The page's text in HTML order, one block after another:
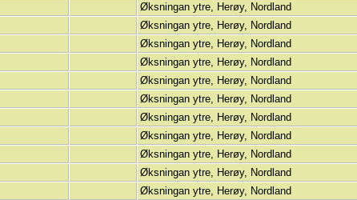
Øksningan ytre, Herøy, Nordland
Øksningan ytre, Herøy, Nordland
Øksningan ytre, Herøy, Nordland
Øksningan ytre, Herøy, Nordland
Øksningan ytre, Herøy, Nordland
Øksningan ytre, Herøy, Nordland
Øksningan ytre, Herøy, Nordland
Øksningan ytre, Herøy, Nordland
Øksningan ytre, Herøy, Nordland
Øksningan ytre, Herøy, Nordland
Øksningan ytre, Herøy, Nordland